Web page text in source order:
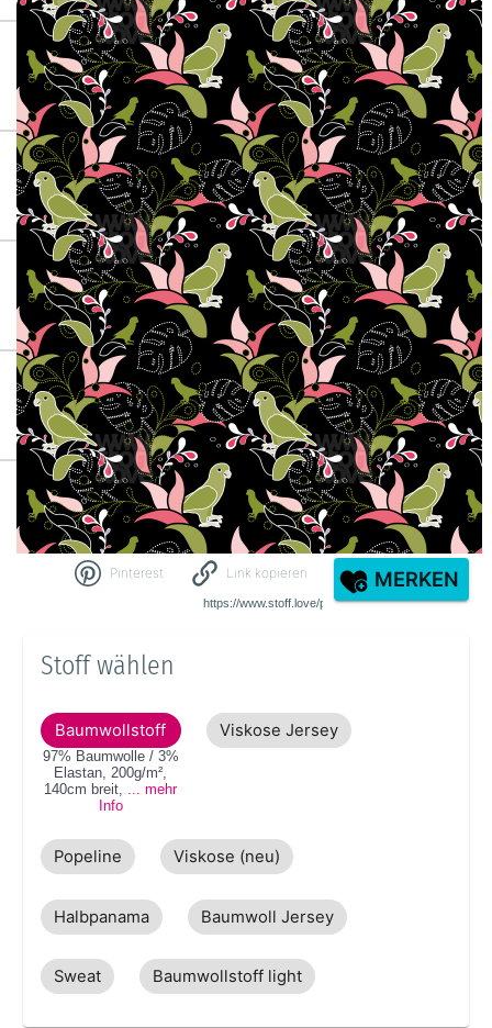
Pinterest Link kopieren MERKEN
Stoff wählen
Baumwollstoff
97% Baumwolle / 3%
Elastan 200g/m²
140cm breit
... mehr
Info
Viskose Jersey
Popeline Viskose (neu)
Halbpanama Baumwoll Jersey
Sweat Baumwollstoff light